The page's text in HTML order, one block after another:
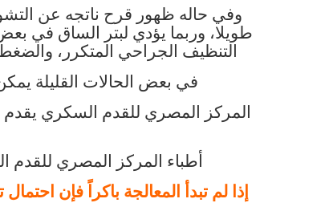
وفي حاله ظهور قرح ناتجه عن
طويلا، وربما يؤدي لبتر الساق في
التنظيف الجراحي المتكرر، والضغط
في بعض الحالات القليلة
المركز المصري للقدم السكري
أطباء المركز المصري للقدم
إذا لم تبدأ المعالجة باكراً فإن